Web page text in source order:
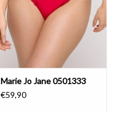
Marie Jo Jane 0501333
€59,90